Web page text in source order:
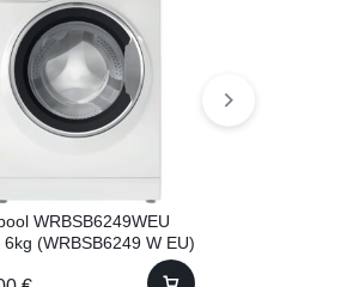
WRBSB6249WEU
6kg (WRBSB6249 W EU)